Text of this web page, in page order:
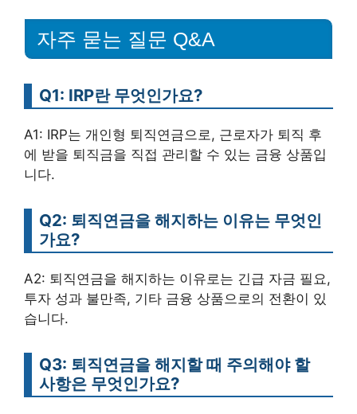
자주 묻는 질문 Q&A
Q1: IRP란 무엇인가요?
A1: IRP는 개인형 퇴직연금으로, 근로자가 퇴직 후
에 받을 퇴직금을 직접 관리할 수 있는 금융 상품입
니다.
Q2: 퇴직연금을 해지하는 이유는 무엇인
가요?
A2: 퇴직연금을 해지하는 이유로는 긴급 자금 필요,
투자 성과 불만족, 기타 금융 상품으로의 전환이 있
습니다.
Q3: 퇴직연금을 해지할 때 주의해야 할
사항은 무엇인가요?